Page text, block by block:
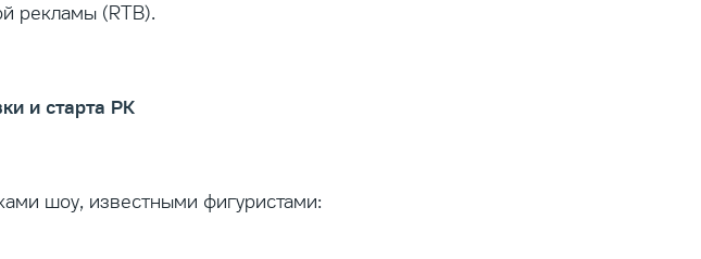
рекламы (RTB).
и старта РК
шоу, известными фигуристами: